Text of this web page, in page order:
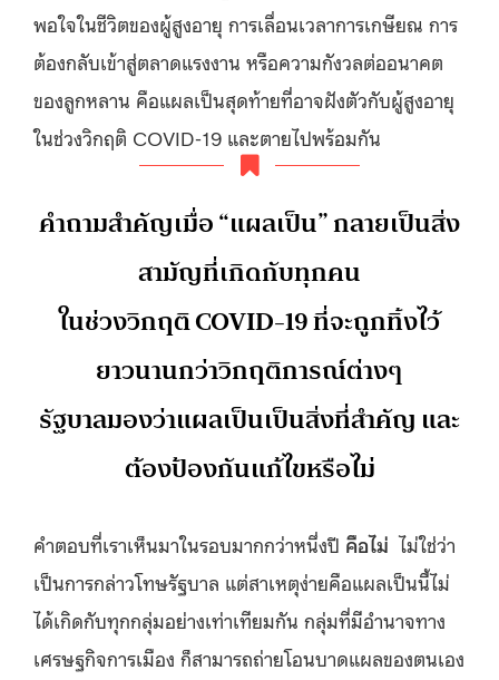
พอใจในชีวิตของผู้สูงอายุ การเลื่อนเวลาการเกษียณ การ
ต้องกลับเข้าสู่ตลาดแรงงาน หรือความกังวลต่ออนาคต
ของลูกหลาน คือแผลเป็นสุดท้ายที่อาจฝังตัวกับผู้สูงอายุ
ในช่วงวิกฤติ COVID-19 และตายไปพร้อมกัน
คำถามสำคัญเมื่อ “แผลเป็น” กลายเป็นสิ่ง
สามัญที่เกิดกับทุกคน
ในช่วงวิกฤติ COVID-19 ที่จะถูกทิ้งไว้
ยาวนานกว่าวิกฤติการณ์ต่างๆ
รัฐบาลมองว่าแผลเป็นเป็นสิ่งที่สำคัญ และ
ต้องป้องกันแก้ไขหรือไม่
คำตอบที่เราเห็นมาในรอบมากกว่าหนึ่งปี คือไม่ ไม่ใช่ว่า
เป็นการกล่าวโทษรัฐบาล แต่สาเหตุง่ายคือแผลเป็นนี้ไม่
ได้เกิดกับทุกกลุ่มอย่างเท่าเทียมกัน กลุ่มที่มีอำนาจทาง
เศรษฐกิจการเมือง ก็สามารถถ่ายโอนบาดแผลของตนเอง